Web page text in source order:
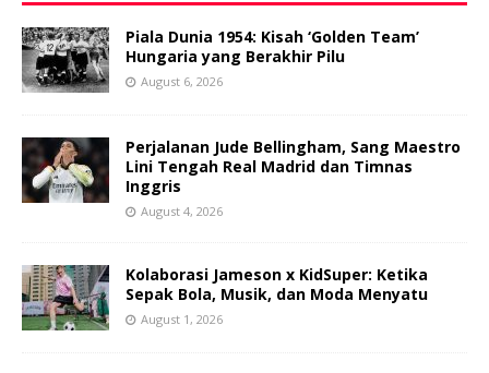
Piala Dunia 1954: Kisah ‘Golden Team’
Hungaria yang Berakhir Pilu
August 6, 2026
Perjalanan Jude Bellingham, Sang Maestro
Lini Tengah Real Madrid dan Timnas
Inggris
August 4, 2026
Kolaborasi Jameson x KidSuper: Ketika
Sepak Bola, Musik, dan Moda Menyatu
August 1, 2026